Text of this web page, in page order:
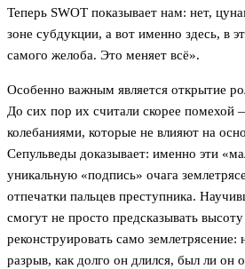
Теперь SWOT показывает нам: нет,
зоне субдукции, а вот именно здесь, в
самого желоба. Это меняет всё».
Особенно важным является открытие
До сих пор их считали скорее помехой
колебаниями, которые не влияют на
Сепульведы доказывает: именно эти
уникальную «подпись» очага
отпечатки пальцев преступника.
смогут не просто предсказывать
реконструировать само
разрыв, как долго он длился, был ли